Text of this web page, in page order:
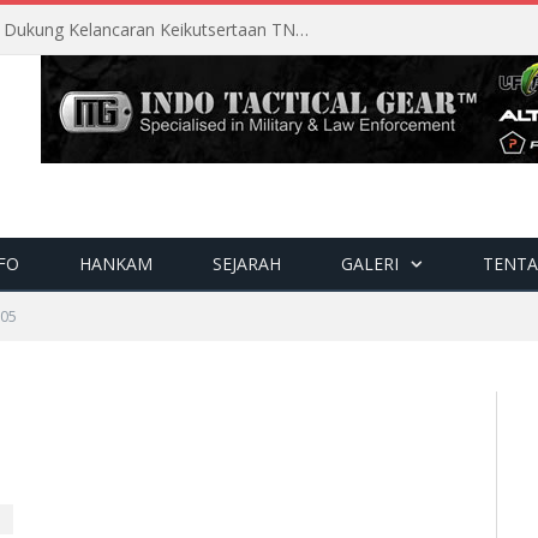
Perencanaan Matang Sopsau Dukung Kelancaran Keikutsertaan TNI AU di Pitch Black 2026
HANKAM SEJARAH GALERI
05